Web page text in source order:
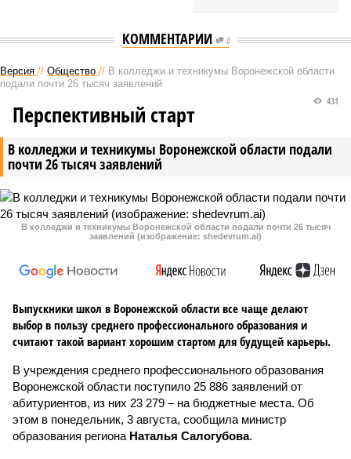
КОММЕНТАРИИ 0
Версия // Общество // В колледжи и техникумы Воронежской области
подали почти 26 тысяч заявлений
В колледжи и техникумы Воронежской области подали
почти 26 тысяч заявлений
431
Перспективный старт
В колледжи и техникумы Воронежской области подали почти 26 тысяч
заявлений (изображение: shedevrum.ai)
Выпускники школ в Воронежской области все чаще делают
выбор в пользу среднего профессионального образования и
считают такой вариант хорошим стартом для будущей карьеры.
В учреждения среднего профессионального образования
Воронежской области поступило 25 886 заявлений от
абитуриентов, из них 23 279 – на бюджетные места. Об
этом в понедельник, 3 августа, сообщила министр
образования региона Наталья Салогубова.